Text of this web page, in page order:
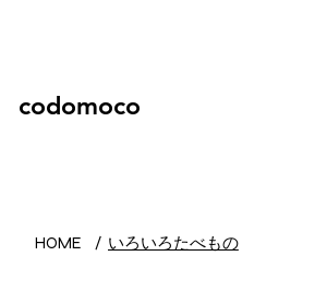
codomoco
HOME / いろいろたべもの